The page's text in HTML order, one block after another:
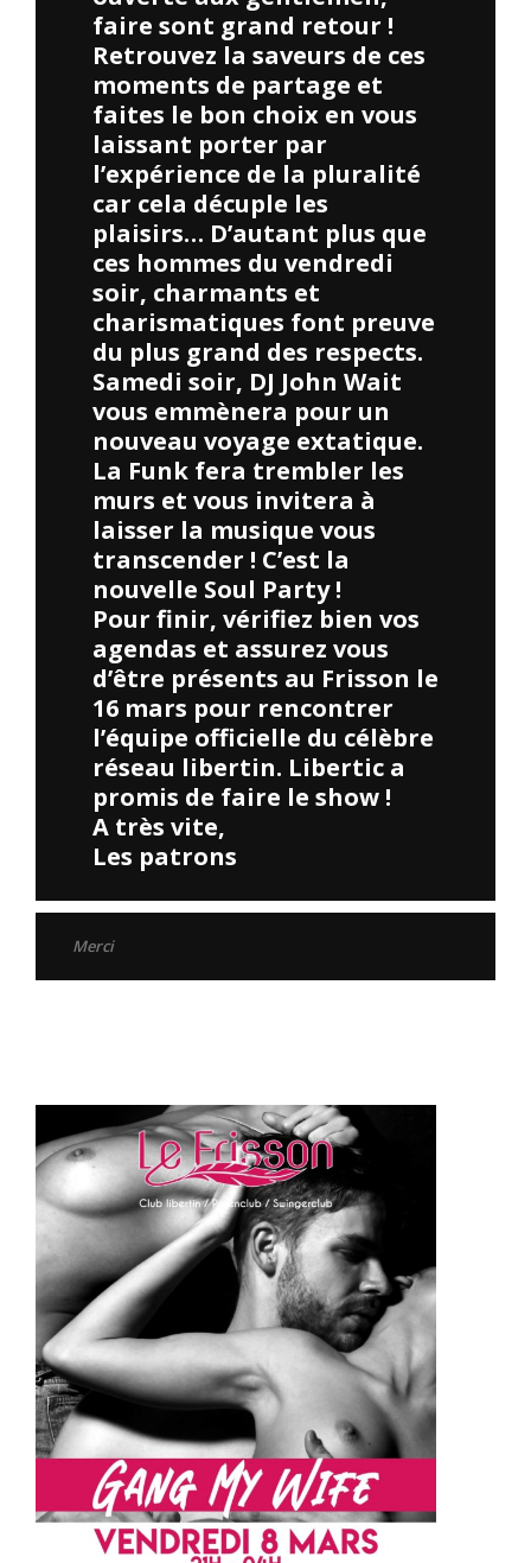
faire sont grand retour !
Retrouvez la saveurs de ces
moments de partage et
faites le bon choix en vous
laissant porter par
l’expérience de la pluralité
car cela décuple les
plaisirs… D’autant plus que
ces hommes du vendredi
soir, charmants et
charismatiques font preuve
du plus grand des respects.
Samedi soir, DJ John Wait
vous emmènera pour un
nouveau voyage extatique.
La Funk fera trembler les
murs et vous invitera à
laisser la musique vous
transcender ! C’est la
nouvelle Soul Party !
Pour finir, vérifiez bien vos
agendas et assurez vous
d’être présents au Frisson le
16 mars pour rencontrer
l’équipe officielle du célèbre
réseau libertin. Libertic a
promis de faire le show !
A très vite,
Les patrons
Merci